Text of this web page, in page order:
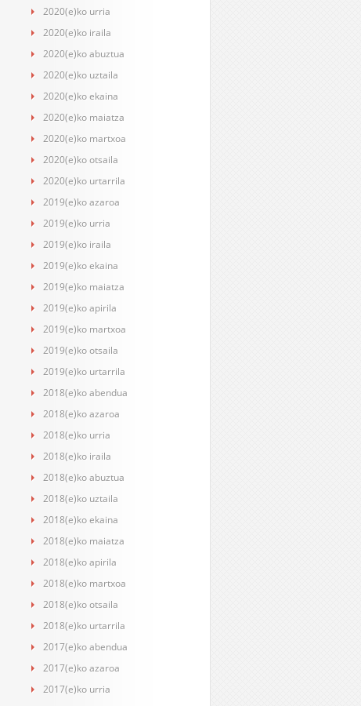
2020(e)ko urria
2020(e)ko iraila
2020(e)ko abuztua
2020(e)ko uztaila
2020(e)ko ekaina
2020(e)ko maiatza
2020(e)ko martxoa
2020(e)ko otsaila
2020(e)ko urtarrila
2019(e)ko azaroa
2019(e)ko urria
2019(e)ko iraila
2019(e)ko ekaina
2019(e)ko maiatza
2019(e)ko apirila
2019(e)ko martxoa
2019(e)ko otsaila
2019(e)ko urtarrila
2018(e)ko abendua
2018(e)ko azaroa
2018(e)ko urria
2018(e)ko iraila
2018(e)ko abuztua
2018(e)ko uztaila
2018(e)ko ekaina
2018(e)ko maiatza
2018(e)ko apirila
2018(e)ko martxoa
2018(e)ko otsaila
2018(e)ko urtarrila
2017(e)ko abendua
2017(e)ko azaroa
2017(e)ko urria